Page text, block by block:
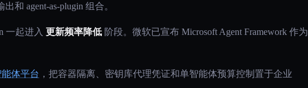
和 agent-as-plugin 组合。
一起进入 更新频率降低 阶段。微软已宣布 Microsoft Agent Framework 作为
体平台 ，把容器隔离、密钥库代理凭证和单智能体预算控制置于企业